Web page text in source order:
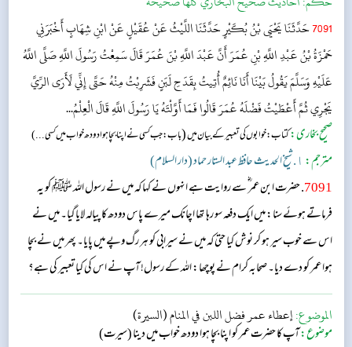
7091حَدَّثَنَا يَحْيَى بْنُ بُكَيْرٍ حَدَّثَنَا اللَّيْثُ عَنْ عُقَيْلٍ عَنْ ابْنِ شِهَابٍ أَخْبَرَنِي
حَمْزَةُ بْنُ عَبْدِ اللَّهِ بْنِ عُمَرَ أَنَّ عَبْدَ اللَّهِ بْنَ عُمَرَ قَالَ سَمِعْتُ رَسُولَ اللَّهِ صَلَّى اللَّهُ
عَلَيْهِ وَسَلَّمَ يَقُولُ بَيْنَا أَنَا نَائِمٌ أُتِيتُ بِقَدَحِ لَبَنٍ فَشَرِبْتُ مِنْهُ حَتَّى إِنِّي لَأَرَى الرِّيَّ
يَجْرِي ثُمَّ أَعْطَيْتُ فَضْلَهُ عُمَرَ قَالُوا فَمَا أَوَّلْتَهُ يَا رَسُولَ اللَّهِ قَالَ الْعِلْمُ...
صحیح بخاری:کتاب: خوابوں کی تعبیر کے بیان میں(باب : جب کسی نے اپنا بچا ہوا دودھ خواب میں کسی ...)
مترجم: ١. شیخ الحدیث حافظ عبد الستار حماد (دار السلام)
7091 . حضرت ابن عمر ؓ سے روایت ہے انہوں نے کہا کہ میں نے رسول اللہ ﷺ کو یہ
فرماتے ہوئے سنا: میں ایک دفعہ سو رہا تھا اچانک میرے پاس دودھ کا پیالہ لایا گیا۔ میں نے
اس سے خوب سیر ہو کر نوش کیا حتی کہ میں نے سیرابی کو ہر رگ وپے میں پایا۔ پھر میں نے بچا
ہوا عمر کو دے دیا۔ صحابہ کرام نے پوچھا: اللہ کے رسول! آپ نے اس کی کیا تعبیر کی ہے؟
آپ نے فرمایا: ”علم۔“...
الموضوع:إعطاء عمر فضل اللبن في المنام (السيرة)
موضوع:آپ کا حضرت عمر کو اپنا بچا ہوا دودھ خواب میں دینا (سیرت)